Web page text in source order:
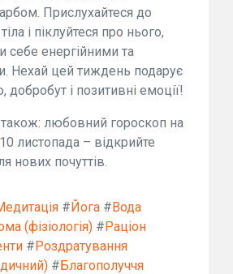
Прислухайтеся до
і піклуйтеся про нього,
себе енергійними та
Нехай цей тиждень подарує
і позитивні емоції!
любовний гороскоп на
листопада – відкрийте
нових почуттів.
#Йога #Вода
(фізіологія) #Раціон
#Роздратування
#Благополуччя